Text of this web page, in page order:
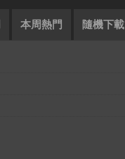
本周熱門 隨機下載